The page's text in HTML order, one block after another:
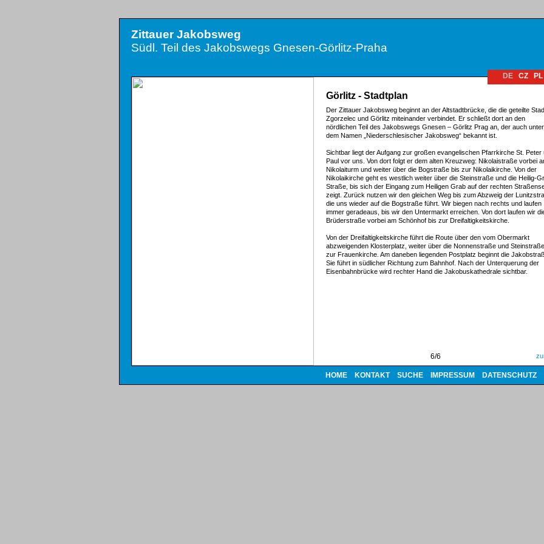
Zittauer Jakobsweg
Südl. Teil des Jakobswegs Gnesen-Görlitz-Praha
DE CZ PL
Görlitz - Stadtplan
Der Zittauer Jakobsweg beginnt an der Altstadtbrücke, die die geteilte
Zgorzelec und Görlitz miteinander verbindet. Er schließt dort an den
nördlichen Teil des Jakobswegs Gnesen – Görlitz Prag an, der auch unter
dem Namen „Niederschlesischer Jakobsweg“ bekannt ist.
Sichtbar liegt der Aufgang zur großen evangelischen Pfarrkirche St. Peter
Paul vor uns. Von dort folgt er dem alten Kreuzweg: Nikolaistraße vorbei
Nikolaiturm und weiter über die Bogstraße bis zur Nikolaikirche. Von der
Nikolaikirche geht es westlich weiter über die Steinstraße und die Heilig-
Straße, bis sich der Eingang zum Heiligen Grab auf der rechten
zeigt. Zurück nutzen wir den gleichen Weg bis zum Abzweig der
die uns wieder auf die Bogstraße führt. Wir biegen nach rechts und laufen
immer geradeaus, bis wir den Untermarkt erreichen. Von dort laufen wir
Brüderstraße vorbei am Schönhof bis zur Dreifaltigkeitskirche.
Von der Dreifaltigkeitskirche führt die Route über den vom Obermarkt
abzweigenden Klosterplatz, weiter über die Nonnenstraße und
zur Frauenkirche. Am daneben liegenden Postplatz beginnt die
Sie führt in südlicher Richtung zum Bahnhof. Nach der Unterquerung der
Eisenbahnbrücke wird rechter Hand die Jakobuskathedrale sichtbar.
6/6
HOME KONTAKT SUCHE IMPRESSUM DATENSCHUTZ